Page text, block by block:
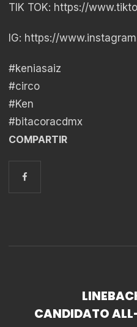
TIK TOK: https://
IG: https://
#keniasaiz
#circo
#Ken
#bitacoracdmx
COMPARTIR
CANDIDATO